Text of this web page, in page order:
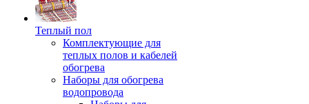
Теплый пол
Комплектующие для
теплых полов и кабелей
обогрева
Наборы для обогрева
водопровода